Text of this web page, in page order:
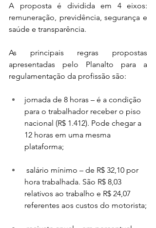
A proposta é dividida em 4 eixos:
remuneração, previdência, segurança e
saúde e transparência.
As principais regras propostas
apresentadas pelo Planalto para a
regulamentação da profissão são:
jornada de 8 horas – é a condição
para o trabalhador receber o piso
nacional (R$ 1.412). Pode chegar a
12 horas em uma mesma
plataforma;
hora trabalhada. São R$ 8,03
relativos ao trabalho e R$ 24,07
referentes aos custos do motorista;